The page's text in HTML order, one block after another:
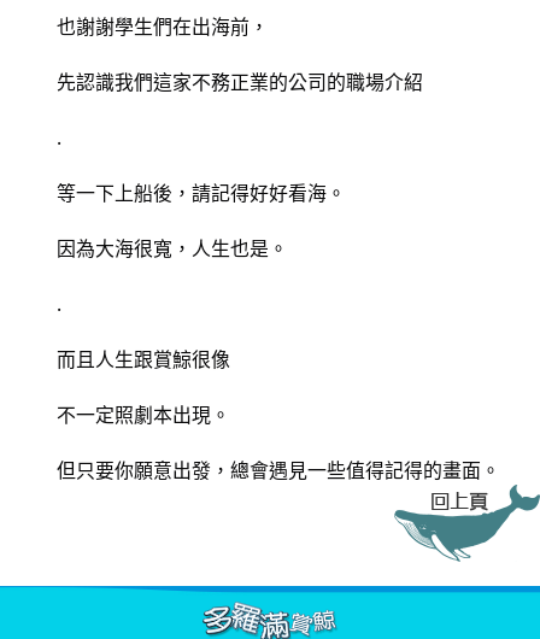
	也謝謝學生們在出海前，
	先認識我們這家不務正業的公司的職場介紹
	.
	等一下上船後，請記得好好看海。
	因為大海很寬，人生也是。
	.
	而且人生跟賞鯨很像
	不一定照劇本出現。
	但只要你願意出發，總會遇見一些值得記得的畫面。